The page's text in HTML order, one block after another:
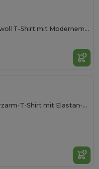
Kinder Bio-Baumwoll T-Shirt mit Modernem Schnitt
Komfortabler Kurzarm-T-Shirt mit Elastan-Kragen